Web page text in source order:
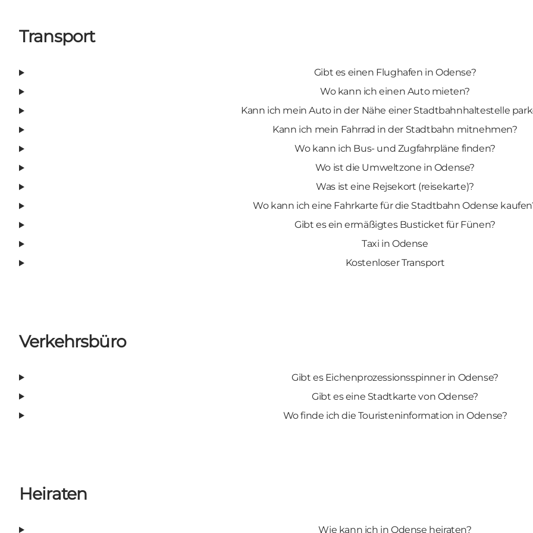
Transport
Gibt es einen Flughafen in Odense?
Wo kann ich einen Auto mieten?
Kann ich mein Auto in der Nähe einer Stadtbahnhaltestelle
Kann ich mein Fahrrad in der Stadtbahn mitnehmen?
Wo kann ich Bus- und Zugfahrpläne finden?
Wo ist die Umweltzone in Odense?
Was ist eine Rejsekort (reisekarte)?
Wo kann ich eine Fahrkarte für die Stadtbahn Odense
Gibt es ein ermäßigtes Busticket für Fünen?
Taxi in Odense
Kostenloser Transport
Verkehrsbüro
Gibt es Eichenprozessionsspinner in Odense?
Gibt es eine Stadtkarte von Odense?
Wo finde ich die Touristeninformation in Odense?
Heiraten
Wie kann ich in Odense heiraten?